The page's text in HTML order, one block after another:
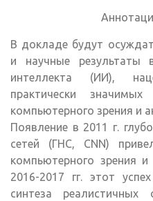
В докладе будут
и научные результаты
интеллекта (ИИ),
практически
компьютерного зрения и
Появление в 2011 г.
сетей (ГНС, CNN)
компьютерного зрения
2016-2017 гг. этот
синтеза реалистичных